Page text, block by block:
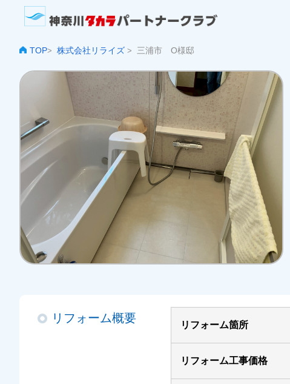
TOP> 株式会社リライズ > 三浦市 O様邸
リフォーム概要
リフォーム箇所
リフォーム工事価格